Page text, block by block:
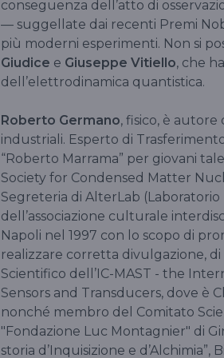
conseguenza dell’atto di
— suggellate dai recenti Premi
più moderni esperimenti. Non si
Giudice e Giuseppe Vitiello, che
dell’elettrodinamica quantistica.
Roberto Germano, fisico, è
industriali. Esperto di
“Roberto Marrama” per giovani
Society for Condensed Matter
Segreteria di AlterLab
dell’associazione culturale
Napoli nel 1997 con lo scopo di
realizzare corretta divulgazione,
Scientifico dell’IC-MAST - the
Sensors and Transducers, dove è
nonché membro del Comitato
"Fondazione Luc Montagnier" di
storia d’Inquisizione e